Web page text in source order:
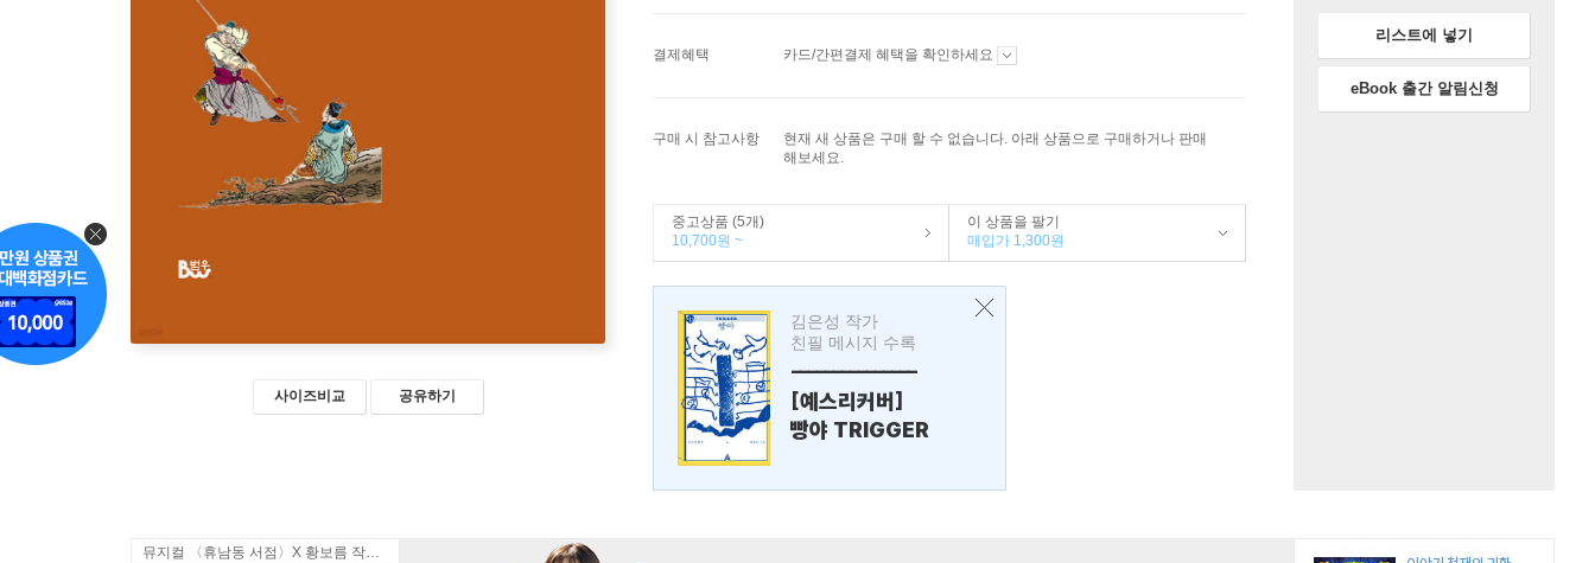
사이즈비교 공유하기
결제혜택 카드/간편결제 혜택을 확인하세요
구매 시 참고사항
현재 새 상품은 구매 할 수 없습니다. 아래 상품으로 구매하거나 판매
해보세요.
중고상품 (5개)
10,700원 ~
이 상품을 팔기
매입가 1,300원
김은성 작가
친필 메시지 수록
---------------
[예스리커버]
빵야 TRIGGER
리스트에 넣기
eBook 출간 알림신청
뮤지컬 〈휴남동 서점〉X 황보름 작가 북토크